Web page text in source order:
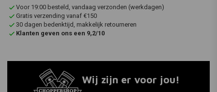
Voor 19:00 besteld, vandaag verzonden (werkdagen)
Gratis verzending vanaf €150
30 dagen bedenktijd, makkelijk retourneren
Klanten geven ons een 9,2/10
Wij zijn er voor jou!